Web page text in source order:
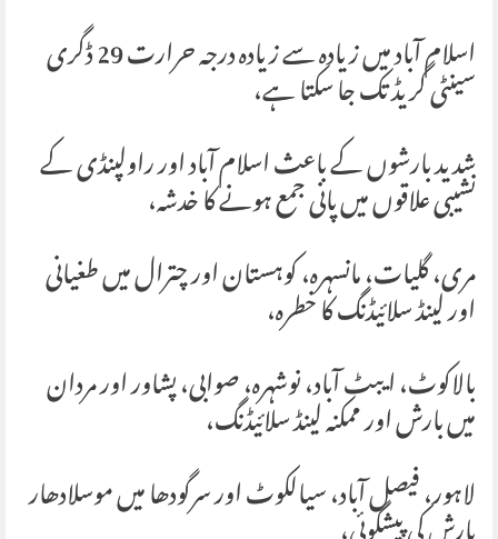
اسلام آباد میں زیادہ سے زیادہ درجہ حرارت 29 ڈگری
سینٹی گریڈ تک جا سکتا ہے،
شدید بارشوں کے باعث اسلام آباد اور راولپنڈی کے
نشیبی علاقوں میں پانی جمع ہونے کا خدشہ،
مری، گلیات، مانسہرہ، کوہستان اور چترال میں طغیانی
اور لینڈ سلائیڈنگ کا خطرہ،
بالاکوٹ، ایبٹ آباد، نوشہرہ، صوابی، پشاور اور مردان
میں بارش اور ممکنہ لینڈ سلائیڈنگ،
لاہور، فیصل آباد، سیالکوٹ اور سرگودھا میں موسلادھار